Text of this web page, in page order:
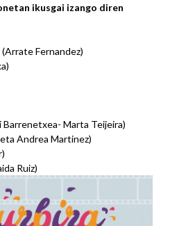
ikusgai izango diren
(Arrate Fernandez)
Barrenetxea- Marta Teijeira)
Andrea Martinez)
Ruiz)